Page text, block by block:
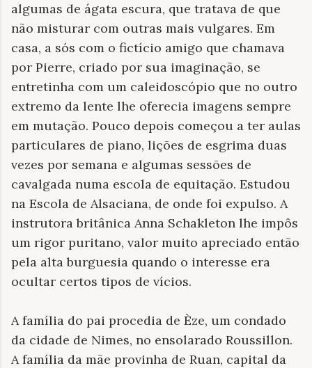
algumas de ágata escura, que tratava de que
não misturar com outras mais vulgares. Em
casa, a sós com o fictício amigo que chamava
por Pierre, criado por sua imaginação, se
entretinha com um caleidoscópio que no outro
extremo da lente lhe oferecia imagens sempre
em mutação. Pouco depois começou a ter aulas
particulares de piano, lições de esgrima duas
vezes por semana e algumas sessões de
cavalgada numa escola de equitação. Estudou
na Escola de Alsaciana, de onde foi expulso. A
instrutora britânica Anna Schakleton lhe impôs
um rigor puritano, valor muito apreciado então
pela alta burguesia quando o interesse era
ocultar certos tipos de vícios.
A família do pai procedia de Èze, um condado
da cidade de Nimes, no ensolarado Roussillon.
A família da mãe provinha de Ruan, capital da